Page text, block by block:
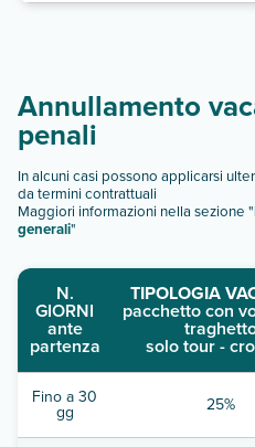
Annullamento
penali
In alcuni casi possono applicarsi
da termini contrattuali
Maggiori informazioni nella sezione "
generali"
N.
GIORNI
ante
partenza
TIPOLOGIA
pacchetto con
solo tour -
Fino a 30
gg 25%